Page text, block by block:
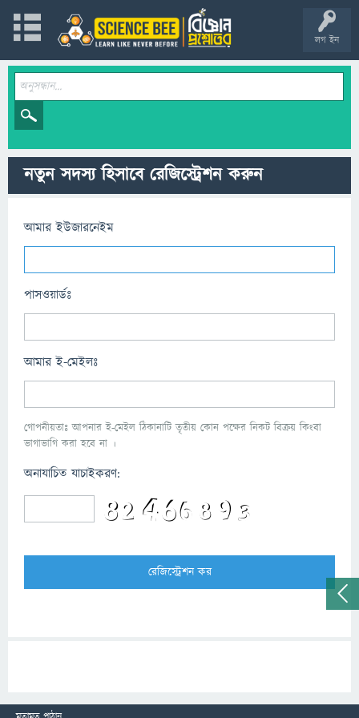
লগ ইন
নতুন সদস্য হিসাবে রেজিস্ট্রেশন করুন
আমার ইউজারনেইম
পাসওয়ার্ডঃ
আমার ই-মেইলঃ
গোপনীয়তাঃ আপনার ই-মেইল ঠিকানাটি তৃতীয় কোন পক্ষের নিকট বিক্রয় কিংবা
ভাগাভাগি করা হবে না ।
অনাযাচিত যাচাইকরণ: